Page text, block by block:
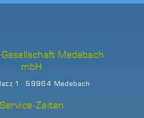
Medebach
mbH
1 · 59964 Medebach
Service-Zeiten